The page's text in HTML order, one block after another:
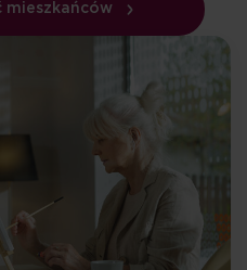
mieszkańców